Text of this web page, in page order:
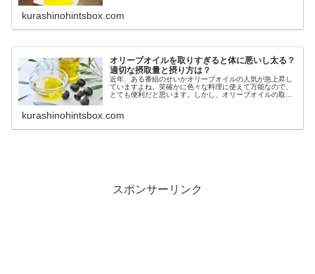
kurashinohintsbox.com
オリーブオイルを取りすぎると体に悪いし太る？
適切な摂取量と摂り方は？
近年、ある番組のせいかオリーブオイルの人気が急上昇し
ていますよね。笑確かに色々な料理に使えて万能なので、
とても便利だと思います。しかし、オリーブオイルの取り
kurashinohintsbox.com
スポンサーリンク